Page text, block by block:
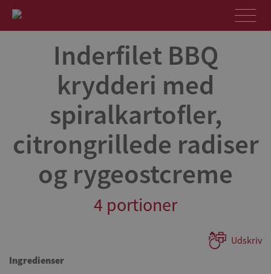
Inderfilet BBQ
krydderi med
spiralkartofler,
citrongrillede radiser
og rygeostcreme
4 portioner
Udskriv
Ingredienser